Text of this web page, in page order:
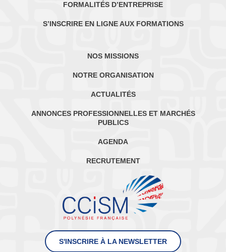
FORMALITÉS D’ENTREPRISE
S’INSCRIRE EN LIGNE AUX FORMATIONS
NOS MISSIONS
NOTRE ORGANISATION
ACTUALITÉS
ANNONCES PROFESSIONNELLES ET MARCHÉS
PUBLICS
AGENDA
RECRUTEMENT
S'INSCRIRE À LA NEWSLETTER